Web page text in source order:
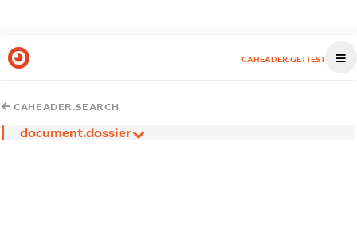
CAHEADER.GETTEST
CAHEADER.SEARCH
document.dossier